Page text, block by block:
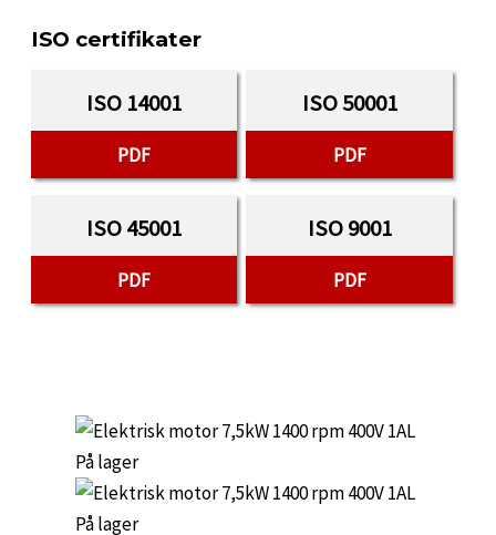
ISO certifikater
ISO 14001
PDF
ISO 50001
PDF
ISO 45001
PDF
ISO 9001
PDF